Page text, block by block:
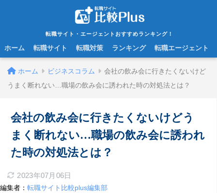
転職サイト・エージェントおすすめランキング！
ホーム 転職サイト 転職対策 ランキング 転職エージェント
ホーム ビジネスコラム
会社の飲み会に行きたくないけど
うまく断れない…職場の飲み会に誘われた時の対処法とは？
会社の飲み会に行きたくないけどう
まく断れない…職場の飲み会に誘われ
た時の対処法とは？
2023年07月06日
編集者： 転職サイト比較plus編集部